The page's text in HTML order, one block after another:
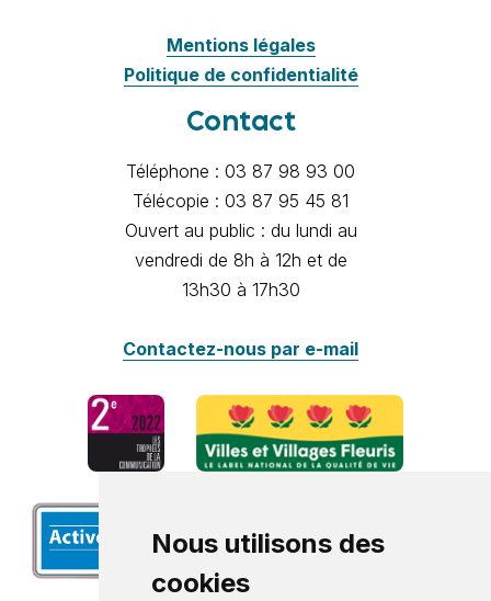
Nous utilisons des
cookies
Mentions légales
Politique de confidentialité
Contact
Téléphone : 03 87 98 93 00
Télécopie : 03 87 95 45 81
Ouvert au public : du lundi au
vendredi de 8h à 12h et de
13h30 à 17h30
Contactez-nous par e-mail